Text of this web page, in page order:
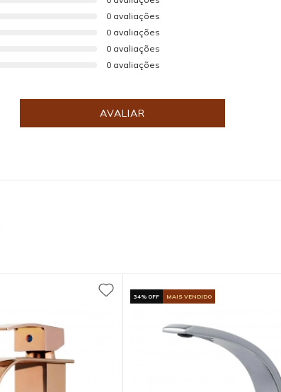
0 avaliações
0 avaliações
0 avaliações
0 avaliações
AVALIAR
34% OFF MAIS VENDIDO